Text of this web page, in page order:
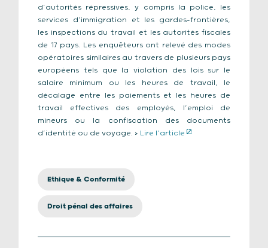
d’autorités répressives, y compris la police, les
services d’immigration et les gardes-frontières,
les inspections du travail et les autorités fiscales
de 17 pays. Les enquêteurs ont relevé des modes
opératoires similaires au travers de plusieurs pays
européens tels que la violation des lois sur le
salaire minimum ou les heures de travail, le
décalage entre les paiements et les heures de
travail effectives des employés, l’emploi de
mineurs ou la confiscation des documents
d’identité ou de voyage. > Lire l’article
Ethique & Conformité
Droit pénal des affaires